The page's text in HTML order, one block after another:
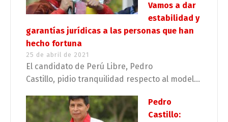
Vamos a dar
estabilidad y
garantías jurídicas a las personas que han
hecho fortuna
25 de abril de 2021
El candidato de Perú Libre, Pedro
Castillo, pidio tranquilidad respecto al model...
Pedro
Castillo: